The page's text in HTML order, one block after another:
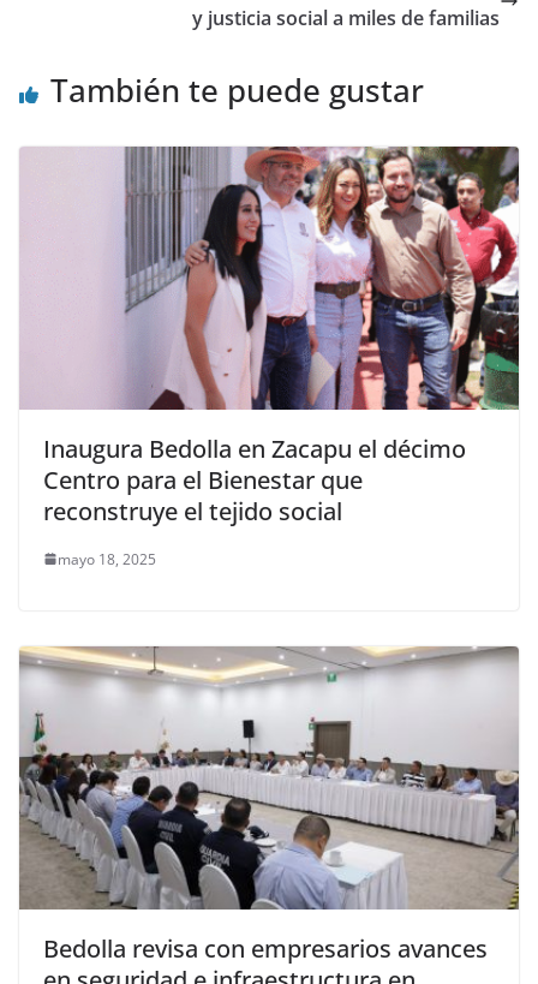
y justicia social a miles de familias
También te puede gustar
Inaugura Bedolla en Zacapu el décimo
Centro para el Bienestar que
reconstruye el tejido social
mayo 18, 2025
Bedolla revisa con empresarios avances